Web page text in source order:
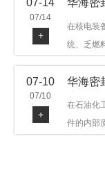
步发展。
07-14
07/14
+
在核电装
统、乏燃
定与密封
领域二十
全系列产
供针对性
07-10
07/10
+
华海密
在石油化
件的内部